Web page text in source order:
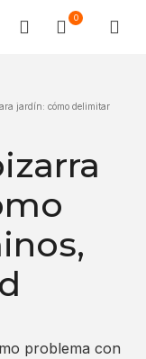
0
jardín: cómo delimitar
problema con